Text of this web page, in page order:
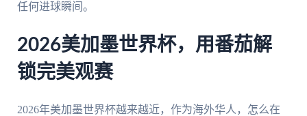
任何进球瞬间。
2026美加墨世界杯，用番茄解
锁完美观赛
2026年美加墨世界杯越来越近，作为海外华人，怎么在